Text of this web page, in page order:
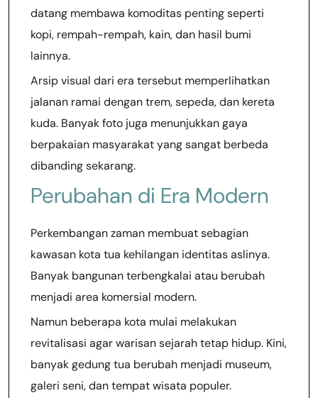
datang membawa komoditas penting seperti
kopi, rempah-rempah, kain, dan hasil bumi
lainnya.
Arsip visual dari era tersebut memperlihatkan
jalanan ramai dengan trem, sepeda, dan kereta
kuda. Banyak foto juga menunjukkan gaya
berpakaian masyarakat yang sangat berbeda
dibanding sekarang.
Perubahan di Era Modern
Perkembangan zaman membuat sebagian
kawasan kota tua kehilangan identitas aslinya.
Banyak bangunan terbengkalai atau berubah
menjadi area komersial modern.
Namun beberapa kota mulai melakukan
revitalisasi agar warisan sejarah tetap hidup. Kini,
banyak gedung tua berubah menjadi museum,
galeri seni, dan tempat wisata populer.